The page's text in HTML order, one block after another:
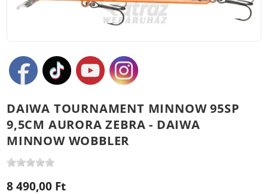
DAIWA TOURNAMENT MINNOW 95SP
9,5CM AURORA ZEBRA - DAIWA
MINNOW WOBBLER
8 490,00 Ft